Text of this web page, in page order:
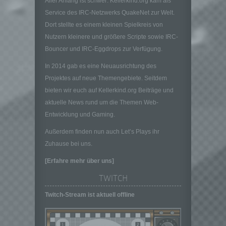
Service des IRC-Netzwerks QuakeNet zur Welt.
Dort stellte es einem kleinen Spielkreis von
Nutzern kleinere und größere Scripte sowie IRC-
Bouncer und IRC-Eggdrops zur Verfügung.
In 2014 gab es eine Neuausrichtung des
Projektes auf neue Themengebiete. Seitdem
bieten wir euch auf Kellerkind.org Beiträge und
aktuelle News rund um die Themen Web-
Entwicklung und Gaming.
Außerdem finden nun auch Let’s Plays ihr
Zuhause bei uns.
[Erfahre mehr über uns]
TWITCH
Twitch-Stream ist aktuell offline
können, sofern diese zusätzlichen
Informationen gesondert aufbewahrt werden
und technischen und organisatorischen
Maßnahmen unterliegen, die gewährleisten,
einer identifizierten oder identifizierbaren
natürlichen Person zugewiesen werden.
g) Verantwortlicher oder für die Verarbeitung
Verantwortlicher
Verantwortlicher oder für die Verarbeitung
juristische Person, Behörde, Einrichtung
oder andere Stelle, die allein oder
und Mittel der Verarbeitung von
personenbezogenen Daten entscheidet.
Sind die Zwecke und Mittel dieser
Verarbeitung durch das Unionsrecht oder
so kann der Verantwortliche